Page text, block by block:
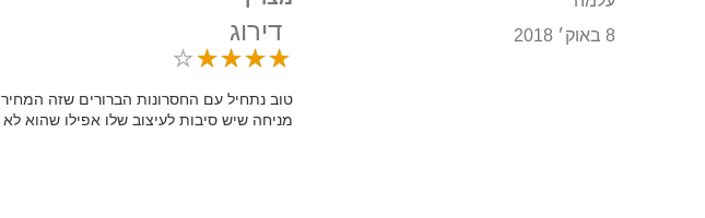
8 באוק׳ 2018
דירוג
טוב נתחיל עם החסרונות הברורים שזה
מניחה שיש סיבות לעיצוב שלו אפילו שהוא